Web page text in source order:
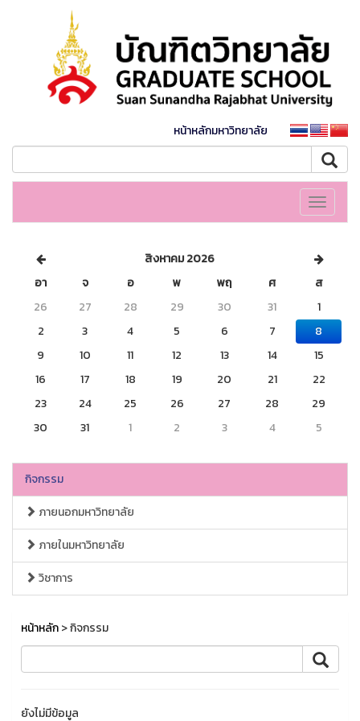
หน้าหลักมหาวิทยาลัย
Toggle
สิงหาคม 2026
อา
จ อ พ พฤ ศ
ส
26
27 28 29 30 31
1
2
3 4 5 6 7
8
9
10 11 12 13 14
15
16
17 18 19 20 21
22
23
24 25 26 27 28
29
30
31 1 2 3 4 5
กิจกรรม
ภายนอกมหาวิทยาลัย
ภายในมหาวิทยาลัย
วิชาการ
หน้าหลัก> กิจกรรม
ยังไม่มีข้อมูล